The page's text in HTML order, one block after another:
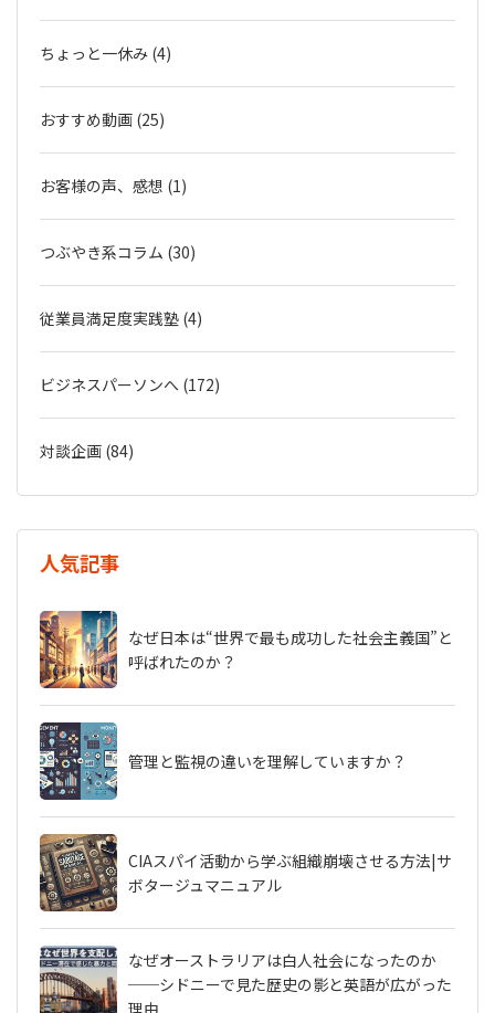
ちょっと一休み (4)
おすすめ動画 (25)
お客様の声、感想 (1)
つぶやき系コラム (30)
従業員満足度実践塾 (4)
ビジネスパーソンへ (172)
対談企画 (84)
人気記事
なぜ日本は“世界で最も成功した社会主義国”と
呼ばれたのか？
管理と監視の違いを理解していますか？
CIAスパイ活動から学ぶ組織崩壊させる方法|サ
ボタージュマニュアル
なぜオーストラリアは白人社会になったのか
──シドニーで見た歴史の影と英語が広がった